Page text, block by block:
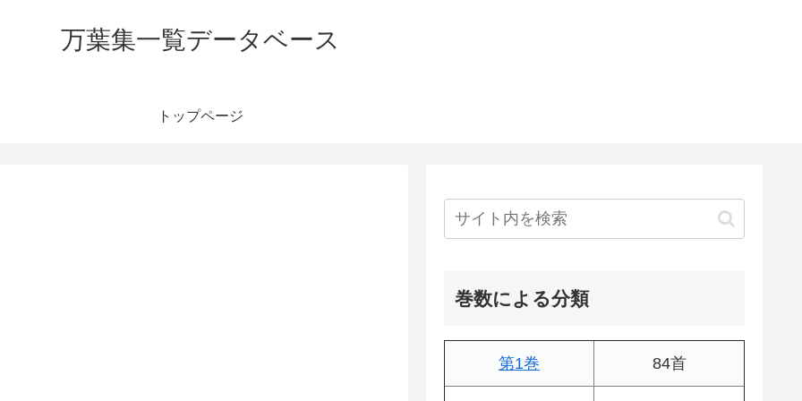
万葉集一覧データベース
トップページ
巻数による分類
第1巻 84首